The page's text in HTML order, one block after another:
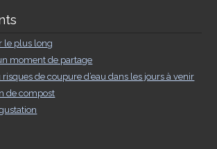
le plus long
moment de partage
de coupure d’eau dans les jours à venir
de compost